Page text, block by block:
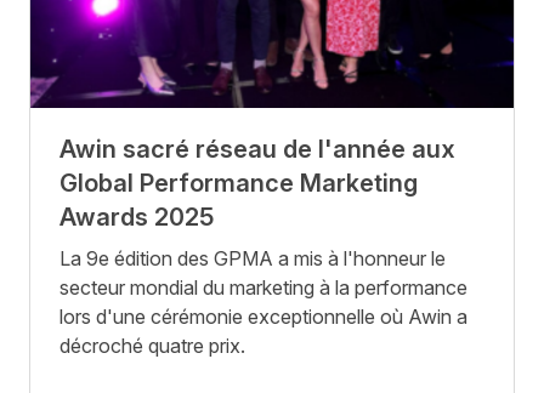
Awin sacré réseau de l'année aux
Global Performance Marketing
Awards 2025
La 9e édition des GPMA a mis à l'honneur le
secteur mondial du marketing à la performance
lors d'une cérémonie exceptionnelle où Awin a
décroché quatre prix.